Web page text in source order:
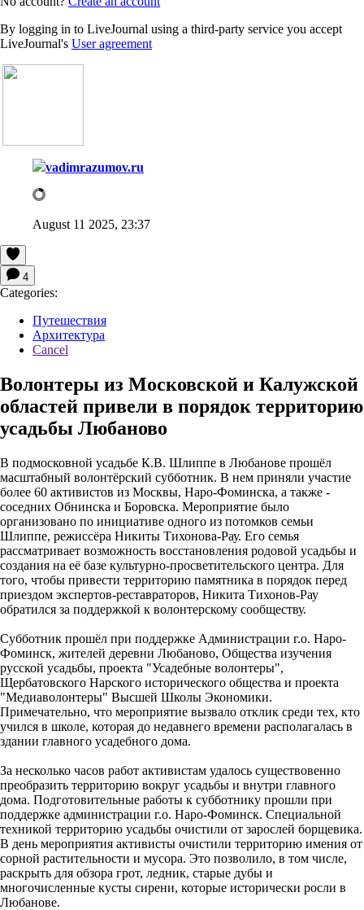
By logging in to LiveJournal using a third-party service you accept
LiveJournal's User agreement
vadimrazumov.ru
August 11 2025, 23:37
4
Categories:
Путешествия
Архитектура
Cancel
Волонтеры из Московской и Калужской
областей привели в порядок территорию
усадьбы Любаново
В подмосковной усадьбе К.В. Шлиппе в Любанове прошёл
масштабный волонтёрский субботник. В нем приняли участие
более 60 активистов из Москвы, Наро-Фоминска, а также -
соседних Обнинска и Боровска. Мероприятие было
организовано по инициативе одного из потомков семьи
Шлиппе, режиссёра Никиты Тихонова-Рау. Его семья
рассматривает возможность восстановления родовой усадьбы и
создания на её базе культурно-просветительского центра. Для
того, чтобы привести территорию памятника в порядок перед
приездом экспертов-реставраторов, Никита Тихонов-Рау
обратился за поддержкой к волонтерскому сообществу.
Субботник прошёл при поддержке Администрации г.о. Наро-
Фоминск, жителей деревни Любаново, Общества изучения
русской усадьбы, проекта "Усадебные волонтеры",
Щербатовского Нарского исторического общества и проекта
"Медиаволонтеры" Высшей Школы Экономики.
Примечательно, что мероприятие вызвало отклик среди тех, кто
учился в школе, которая до недавнего времени располагалась в
здании главного усадебного дома.
За несколько часов работ активистам удалось существовенно
преобразить территорию вокруг усадьбы и внутри главного
дома. Подготовительные работы к субботнику прошли при
поддержке администрации г.о. Наро-Фоминск. Специальной
техникой территорию усадьбы очистили от зарослей борщевика.
В день мероприятия активисты очистили территорию имения от
сорной растительности и мусора. Это позволило, в том числе,
раскрыть для обзора грот, ледник, старые дубы и
многочисленные кусты сирени, которые исторически росли в
Любанове.